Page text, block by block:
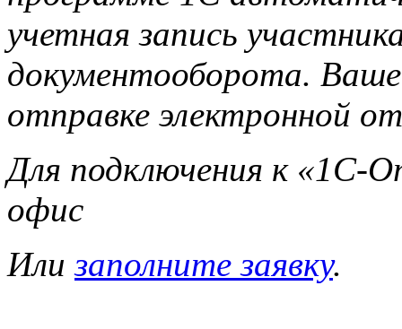
учетная запись
документооборота.
отправке электронной
Для подключения к «1С-
офис
Илизаполните заявку.